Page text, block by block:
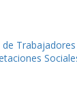
Trabajadores